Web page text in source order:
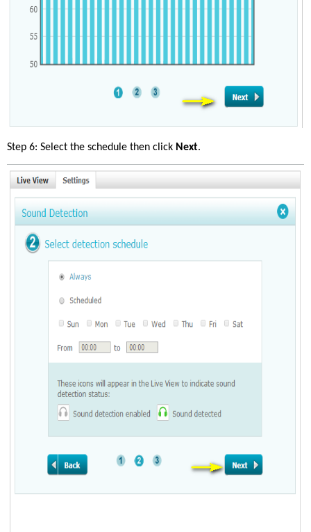
Step 6: Select the schedule then click Next.